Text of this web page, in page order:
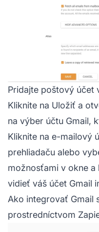
Pridajte poštový účet
Kliknite na Uložiť a
na výber účtu Gmail,
Kliknite na e-mailový
prehliadaču alebo
možnosťami v okne
vidieť váš účet Gmail
Ako integrovať Gmail
prostredníctvom